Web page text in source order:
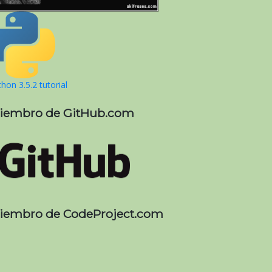
3.5.2 tutorial
de GitHub.com
de CodeProject.com